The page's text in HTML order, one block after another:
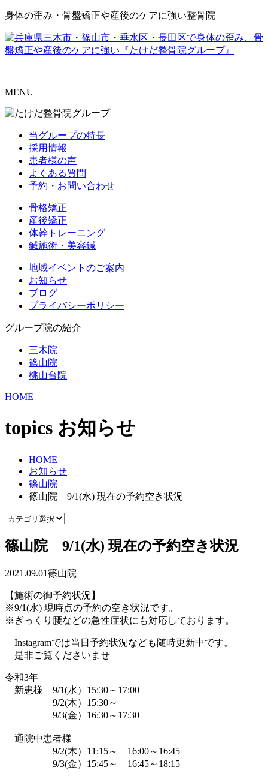
身体の歪み・骨盤矯正や産後のケアに強い整骨院
MENU
当グループの特長
採用情報
患者様の声
よくある質問
予約・お問い合わせ
骨格矯正
産後矯正
体幹トレーニング
鍼施術・美容鍼
地域イベントのご案内
お知らせ
ブログ
プライバシーポリシー
グループ院の紹介
三木院
篠山院
桃山台院
HOME
topics お知らせ
HOME
お知らせ
篠山院
篠山院 9/1(水) 現在の予約空き状況
篠山院 9/1(水) 現在の予約空き状況
2021.09.01篠山院
【施術の御予約状況】
※9/1(水) 現時点の予約の空き状況です。
※ぎっくり腰などの急性症状にも対応しております。
Instagramでは当日予約状況なども随時更新中です。
是非ご覧くださいませ
令和3年
新患様 9/1(水）15:30～17:00
9/2(木）15:30～
9/3(金）16:30～17:30
通院中患者様
9/2(木）11:15～ 16:00～16:45
9/3(金）15:45～ 16:45～18:15